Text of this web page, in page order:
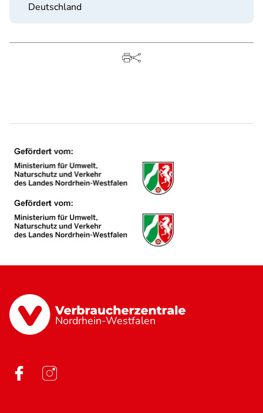
Deutschland
Nordrhein-Westfalen